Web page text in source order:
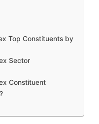
Top Constituents by
Sector
Constituent